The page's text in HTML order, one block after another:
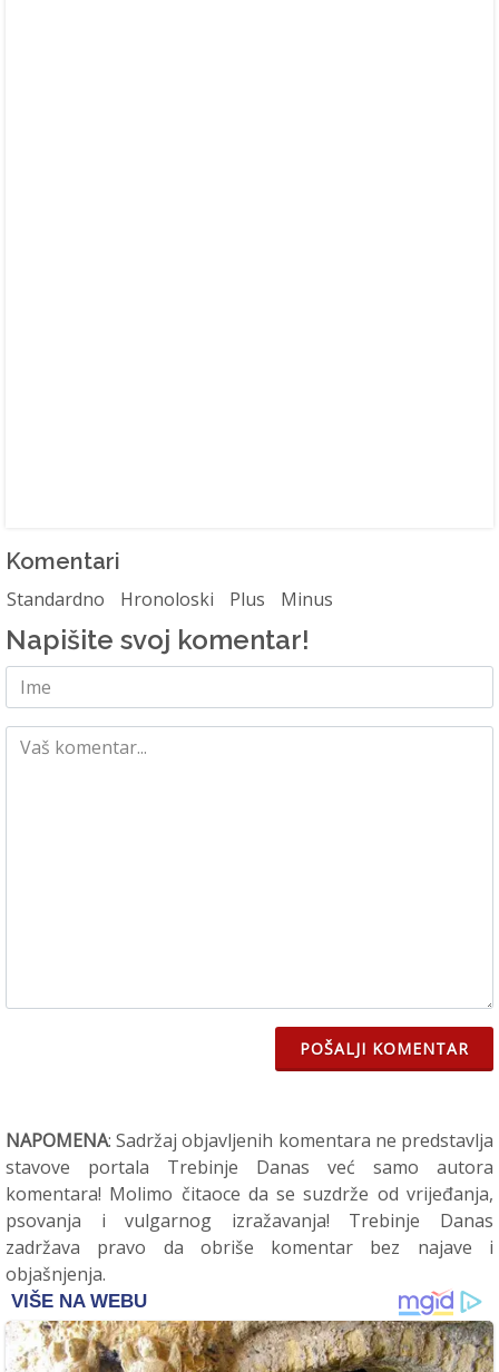
Komentari
Standardno Hronoloski Plus Minus
Napišite svoj komentar!
POŠALJI KOMENTAR
NAPOMENA: Sadržaj objavljenih komentara ne predstavlja
stavove portala Trebinje Danas već samo autora
komentara! Molimo čitaoce da se suzdrže od vrijeđanja,
psovanja i vulgarnog izražavanja! Trebinje Danas
zadržava pravo da obriše komentar bez najave i
objašnjenja.